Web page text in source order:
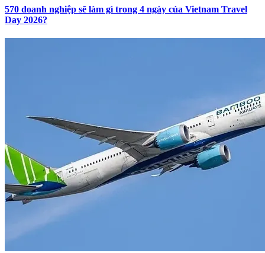
570 doanh nghiệp sẽ làm gì trong 4 ngày của Vietnam Travel
Day 2026?